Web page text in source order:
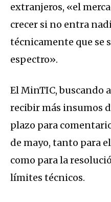
extranjeros, «el
crecer si no entra
técnicamente que se
espectro».
El MinTIC, buscando
recibir más insumos
plazo para
de mayo, tanto para
como para la
límites técnicos.